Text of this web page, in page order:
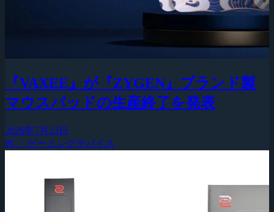
『VAXEE』が『ZYGEN』ブランド製
マウスパッドの生産終了を発表
2026年7月23日
PC・ゲーミングデバイス